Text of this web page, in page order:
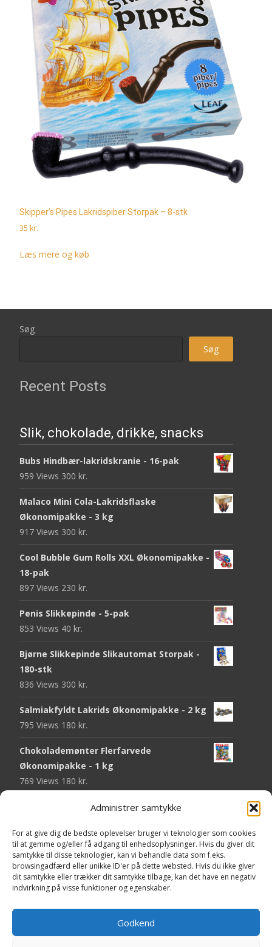
Administrer samtykke
For at give dig de bedste oplevelser bruger vi teknologier som cookies
til at gemme og/eller få adgang til enhedsoplysninger. Hvis du giver dit
samtykke til disse teknologier, kan vi behandle data som f.eks.
browsingadfærd eller unikke ID'er på dette websted. Hvis du ikke giver
dit samtykke eller trækker dit samtykke tilbage, kan det have en negativ
indvirkning på visse funktioner og egenskaber.
Godkend
Skipper’s Pipes Lakridspiber Storpak – 8-stk
35 kr.
Læs mere og køb
Søg
Søg
Recent Posts
Slik, chokolade, drikke, snacks
Bubs Hindbær-lakridskranie - 16-pak
959 Views 300 kr.
Malaco Mini Cola-Lakridsflaske
Økonomipakke - 3 kg
917 Views 300 kr.
Cool Bubble Gum Rolls XXL Økonomipakke -
18-pak
897 Views 230 kr.
Penis Slikkepinde - 5-pak
853 Views 40 kr.
Bjørne Slikkepinde Slikautomat Storpak -
180-stk
836 Views 300 kr.
Salmiakfyldt Lakrids Økonomipakke - 2 kg
795 Views 180 kr.
Chokolademønter Flerfarvede
Økonomipakke - 1 kg
769 Views 180 kr.
Malaco Stjerner Lakrids - 92 gram
Pringles Hot & Spicy - 165 gram
745 Views40 kr.
Fini Krudttønder Tyggegummi